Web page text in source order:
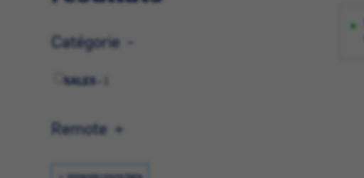
Catégorie
SALES -
Remote